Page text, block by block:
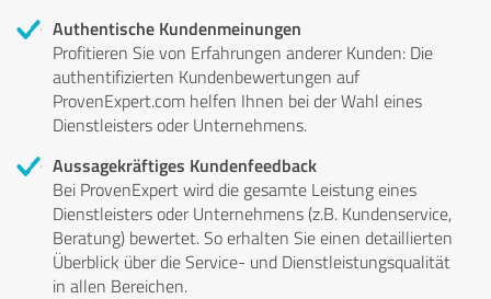
Authentische Kundenmeinungen
Profitieren Sie von Erfahrungen anderer Kunden: Die
authentifizierten Kundenbewertungen auf
ProvenExpert.com helfen Ihnen bei der Wahl eines
Dienstleisters oder Unternehmens.
Aussagekräftiges Kundenfeedback
Bei ProvenExpert wird die gesamte Leistung eines
Dienstleisters oder Unternehmens (z.B. Kundenservice,
Beratung) bewertet. So erhalten Sie einen detaillierten
Überblick über die Service- und Dienstleistungsqualität
in allen Bereichen.